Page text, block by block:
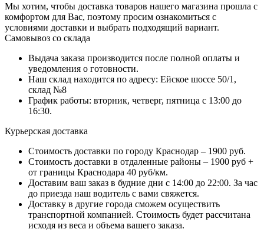
Мы хотим, чтобы доставка товаров нашего магазина прошла с
комфортом для Вас, поэтому просим ознакомиться с
условиями доставки и выбрать подходящий вариант.
Самовывоз со склада
Выдача заказа производится после полной оплаты и
уведомления о готовности.
Наш склад находится по адресу: Ейское шоссе 50/1,
склад №8
График работы: вторник, четверг, пятница с 13:00 до
16:30.
Курьерская доставка
Стоимость доставки по городу Краснодар – 1900 руб.
Стоимость доставки в отдаленные районы – 1900 руб +
от границы Краснодара 40 руб/км.
Доставим ваш заказ в будние дни с 14:00 до 22:00. За час
до приезда наш водитель с вами свяжется.
Доставку в другие города сможем осуществить
транспортной компанией. Стоимость будет рассчитана
исходя из веса и объема вашего заказа.